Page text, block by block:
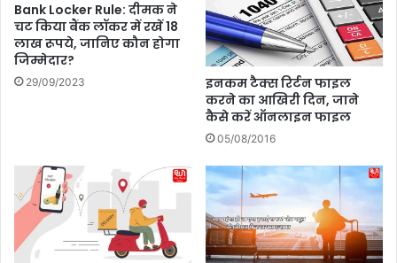
में
है
बा
रि
श
र
नु
क्सा
न
?
क
ते
अ
Bank Locker Rule: दीमक ने
चट किया बैंक लॉकर में रखें 18
लाख रूपये, जानिए कौन होगा
जिम्मेदार?
29/09/2023
इनकम टैक्स रिर्टन फाइल
करने का आखिरी दिन, जाने
कैसे करें ऑनलाइन फाइल
05/08/2016